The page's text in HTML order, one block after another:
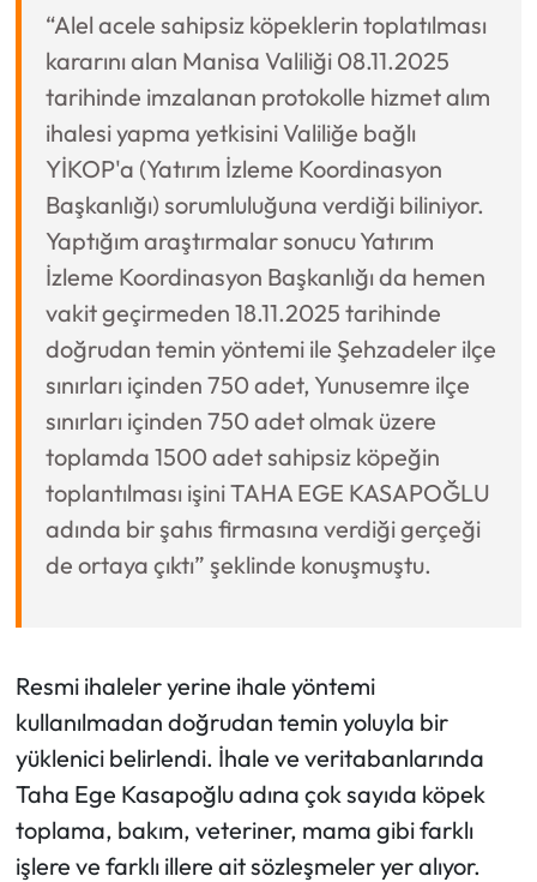
“Alel acele sahipsiz köpeklerin toplatılması
kararını alan Manisa Valiliği 08.11.2025
tarihinde imzalanan protokolle hizmet alım
ihalesi yapma yetkisini Valiliğe bağlı
YİKOP'a (Yatırım İzleme Koordinasyon
Başkanlığı) sorumluluğuna verdiği biliniyor.
Yaptığım araştırmalar sonucu Yatırım
İzleme Koordinasyon Başkanlığı da hemen
vakit geçirmeden 18.11.2025 tarihinde
doğrudan temin yöntemi ile Şehzadeler ilçe
sınırları içinden 750 adet, Yunusemre ilçe
sınırları içinden 750 adet olmak üzere
toplamda 1500 adet sahipsiz köpeğin
toplantılması işini TAHA EGE KASAPOĞLU
adında bir şahıs firmasına verdiği gerçeği
de ortaya çıktı” şeklinde konuşmuştu.
Resmi ihaleler yerine ihale yöntemi
kullanılmadan doğrudan temin yoluyla bir
yüklenici belirlendi. İhale ve veritabanlarında
Taha Ege Kasapoğlu adına çok sayıda köpek
toplama, bakım, veteriner, mama gibi farklı
işlere ve farklı illere ait sözleşmeler yer alıyor.